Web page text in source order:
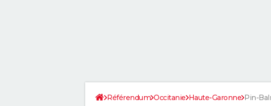
Référendum Occitanie Haute-Garonne Pin-